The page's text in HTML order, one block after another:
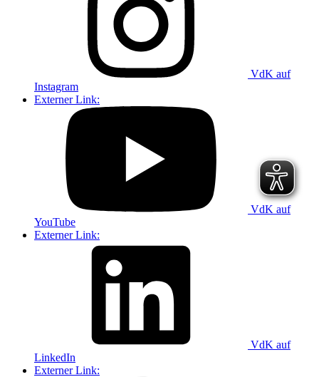
VdK auf
Instagram
Externer Link:
VdK auf
YouTube
Externer Link:
VdK auf
LinkedIn
Externer Link: